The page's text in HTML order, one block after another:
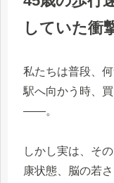
していた衝
私たちは普段、
駅へ向かう時、
――。
しかし実は、そ
康状態、脳の若